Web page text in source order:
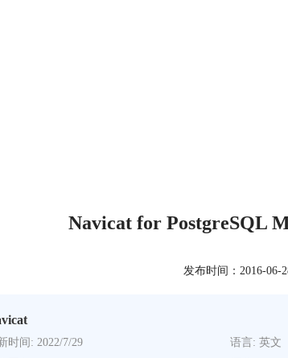
Navicat for PostgreSQL
发布时间：2016-06-
时间: 2022/7/29
语言: 英文